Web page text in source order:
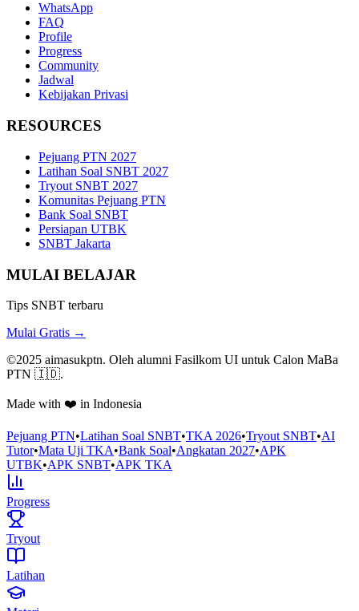
WhatsApp
FAQ
Profile
Progress
Community
Jadwal
Kebijakan Privasi
RESOURCES
Pejuang PTN 2027
Latihan Soal SNBT 2027
Tryout SNBT 2027
Komunitas Pejuang PTN
Bank Soal SNBT
Persiapan UTBK
SNBT Jakarta
MULAI BELAJAR
Tips SNBT terbaru
Mulai Gratis →
©2025 aimasukptn. Oleh alumni Fasilkom UI untuk Calon MaBa
PTN 🇮🇩.
Made with ❤️ in Indonesia
Pejuang PTN•Latihan Soal SNBT•TKA 2026•Tryout SNBT•AI
Tutor•Mata Uji TKA•Bank Soal•Angkatan 2027•APK
UTBK•APK SNBT•APK TKA
Progress
Tryout
Latihan